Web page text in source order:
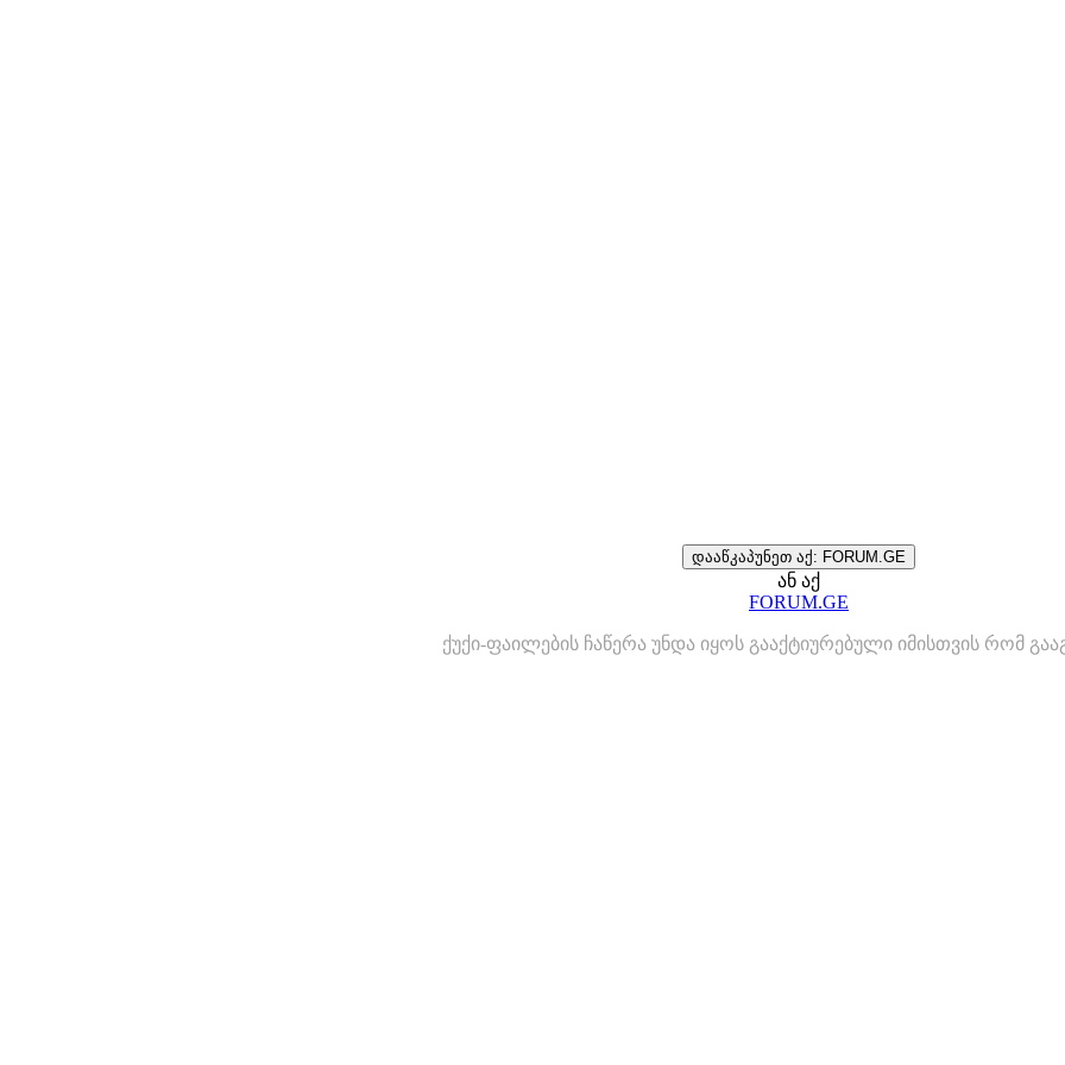
დააწკაპუნეთ აქ: FORUM.GE
ან აქ
FORUM.GE
ქუქი-ფაილების ჩაწერა უნდა იყოს გააქტიურებული იმისთვის რომ